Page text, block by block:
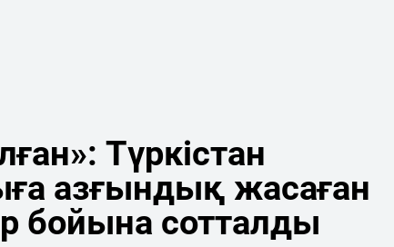
Түркістан
азғындық жасаған
бойына сотталды